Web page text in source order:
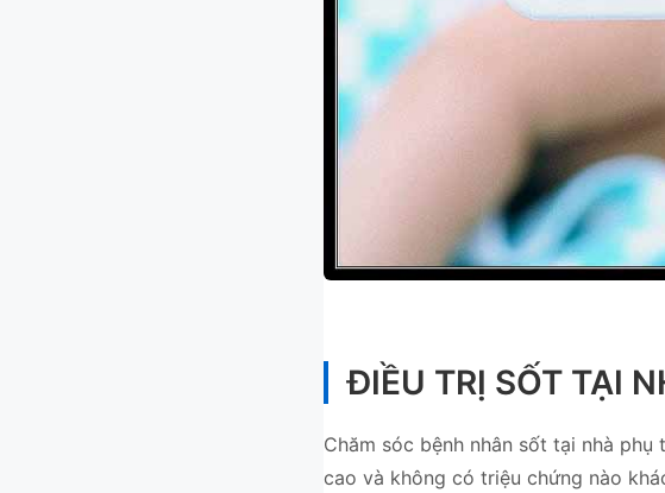
ĐIỀU TRỊ SỐT TẠI
Chăm sóc bệnh nhân sốt tại nhà
cao và không có triệu chứng nào